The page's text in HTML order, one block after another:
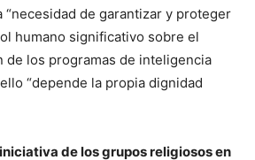
“necesidad de garantizar y proteger
humano significativo sobre el
de los programas de inteligencia
“depende la propia dignidad
de los grupos religiosos en